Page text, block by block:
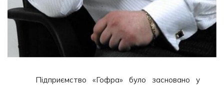
Підприємство «Гофра» було засновано у